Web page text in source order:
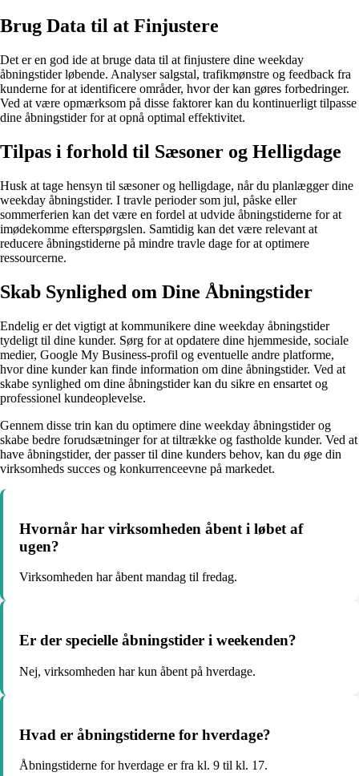
Brug Data til at Finjustere
Det er en god ide at bruge data til at finjustere dine weekday
åbningstider løbende. Analyser salgstal, trafikmønstre og feedback fra
kunderne for at identificere områder, hvor der kan gøres forbedringer.
Ved at være opmærksom på disse faktorer kan du kontinuerligt tilpasse
dine åbningstider for at opnå optimal effektivitet.
Tilpas i forhold til Sæsoner og Helligdage
Husk at tage hensyn til sæsoner og helligdage, når du planlægger dine
weekday åbningstider. I travle perioder som jul, påske eller
sommerferien kan det være en fordel at udvide åbningstiderne for at
imødekomme efterspørgslen. Samtidig kan det være relevant at
reducere åbningstiderne på mindre travle dage for at optimere
ressourcerne.
Skab Synlighed om Dine Åbningstider
Endelig er det vigtigt at kommunikere dine weekday åbningstider
tydeligt til dine kunder. Sørg for at opdatere dine hjemmeside, sociale
medier, Google My Business-profil og eventuelle andre platforme,
hvor dine kunder kan finde information om dine åbningstider. Ved at
skabe synlighed om dine åbningstider kan du sikre en ensartet og
professionel kundeoplevelse.
Gennem disse trin kan du optimere dine weekday åbningstider og
skabe bedre forudsætninger for at tiltrække og fastholde kunder. Ved at
have åbningstider, der passer til dine kunders behov, kan du øge din
virksomheds succes og konkurrenceevne på markedet.
Hvornår har virksomheden åbent i løbet af
ugen?
Virksomheden har åbent mandag til fredag.
Er der specielle åbningstider i weekenden?
Nej, virksomheden har kun åbent på hverdage.
Hvad er åbningstiderne for hverdage?
Åbningstiderne for hverdage er fra kl. 9 til kl. 17.